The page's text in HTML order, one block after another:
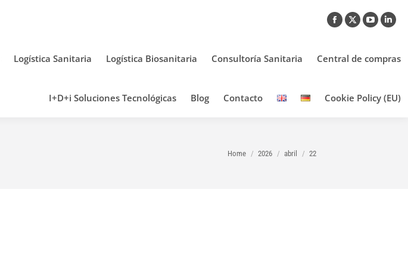
Facebook
opens
window
X
opens
window
opens
window
Logística Sanitaria Logística Biosanitaria Consultoría Sanitaria Central de compras
I+D+i Soluciones Tecnológicas Blog Contacto Cookie Policy (EU)
You are here:
Home 2026 abril 22